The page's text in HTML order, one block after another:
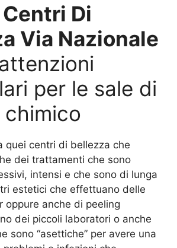
Di
Via Nazionale
per le sale di
chimico
quei centri di bellezza che
dei trattamenti che sono
intensi e che sono di lunga
estetici che effettuano delle
oppure anche di peeling
dei piccoli laboratori o anche
sono “asettiche” per avere una